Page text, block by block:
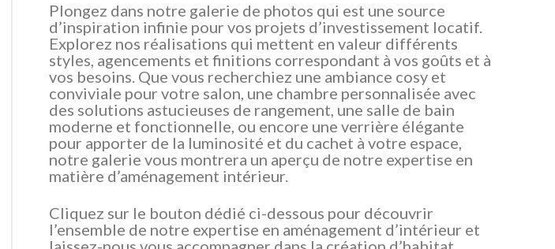
Plongez dans notre galerie de photos qui est une source
d’inspiration infinie pour vos projets d’investissement locatif.
Explorez nos réalisations qui mettent en valeur différents
styles, agencements et finitions correspondant à vos goûts et à
vos besoins. Que vous recherchiez une ambiance cosy et
conviviale pour votre salon, une chambre personnalisée avec
des solutions astucieuses de rangement, une salle de bain
moderne et fonctionnelle, ou encore une verrière élégante
pour apporter de la luminosité et du cachet à votre espace,
notre galerie vous montrera un aperçu de notre expertise en
matière d’aménagement intérieur.
Cliquez sur le bouton dédié ci-dessous pour découvrir
l’ensemble de notre expertise en aménagement d’intérieur et